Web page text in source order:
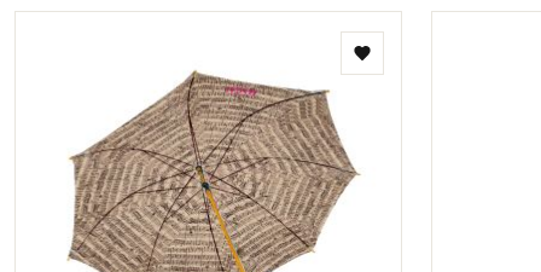
Toevoegen